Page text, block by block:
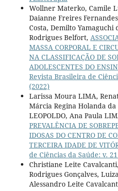
Wollner Materko, Camile
Daianne Freires
Costa, Demilto Yamaguchi
Rodrigues Belfort,
MASSA CORPORAL E
NA CLASSIFICAÇÃO DE
ADOLESCENTES DO
Revista Brasileira de
(2022)
Larissa Moura LIMA,
Márcia Regina Holanda
LEOPOLDO, Ana Paula
PREVALÊNCIA DE
IDOSAS DO CENTRO DE
TERCEIRA IDADE DE
de Ciências da Saúde: v.
Christiane Leite
Rodrigues Gonçalves,
Alessandro Leite